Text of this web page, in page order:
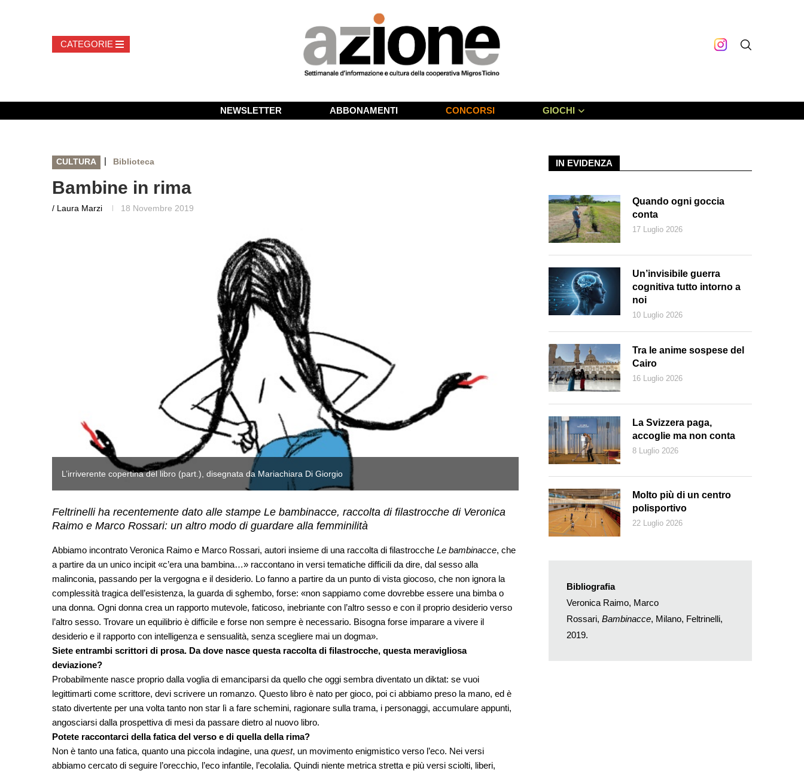
NEWSLETTER ABBONAMENTI CONCORSI GIOCHI
CULTURA | Biblioteca
Bambine in rima
/ Laura Marzi 18 Novembre 2019
L’irriverente copertina del libro (part.), disegnata da Mariachiara Di Giorgio L’irriverente copertina del libro (part.), disegnata da Mariachiara Di
Feltrinelli ha recentemente dato alle stampe Le bambinacce, raccolta di filastrocche di Veronica
Raimo e Marco Rossari: un altro modo di guardare alla femminilità
Abbiamo incontrato Veronica Raimo e Marco Rossari, autori insieme di una raccolta di filastrocche Le bambinacce, che
a partire da un unico incipit «c’era una bambina…» raccontano in versi tematiche difficili da dire, dal sesso alla
malinconia, passando per la vergogna e il desiderio. Lo fanno a partire da un punto di vista giocoso, che non ignora la
complessità tragica dell’esistenza, la guarda di sghembo, forse: «non sappiamo come dovrebbe essere una bimba o
una donna. Ogni donna crea un rapporto mutevole, faticoso, inebriante con l’altro sesso e con il proprio desiderio verso
l’altro sesso. Trovare un equilibrio è difficile e forse non sempre è necessario. Bisogna forse imparare a vivere il
desiderio e il rapporto con intelligenza e sensualità, senza scegliere mai un dogma».
Siete entrambi scrittori di prosa. Da dove nasce questa raccolta di filastrocche, questa meravigliosa
deviazione?
Probabilmente nasce proprio dalla voglia di emanciparsi da quello che oggi sembra diventato un diktat: se vuoi
legittimarti come scrittore, devi scrivere un romanzo. Questo libro è nato per gioco, poi ci abbiamo preso la mano, ed è
stato divertente per una volta tanto non star lì a fare schemini, ragionare sulla trama, i personaggi, accumulare appunti,
angosciarsi dalla prospettiva di mesi da passare dietro al nuovo libro.
Potete raccontarci della fatica del verso e di quella della rima?
Non è tanto una fatica, quanto una piccola indagine, una quest, un movimento enigmistico verso l’eco. Nei versi
abbiamo cercato di seguire l’orecchio, l’eco infantile, l’ecolalia. Quindi niente metrica stretta e più versi sciolti, liberi,
IN EVIDENZA
Quando ogni goccia
conta
17 Luglio 2026
Un’invisibile guerra
cognitiva tutto intorno a
noi
10 Luglio 2026
Tra le anime sospese del
Cairo
16 Luglio 2026
La Svizzera paga,
accoglie ma non conta
8 Luglio 2026
Molto più di un centro
polisportivo
22 Luglio 2026
Bibliografia
Veronica Raimo, Marco
Rossari, Bambinacce, Milano, Feltrinelli,
2019.